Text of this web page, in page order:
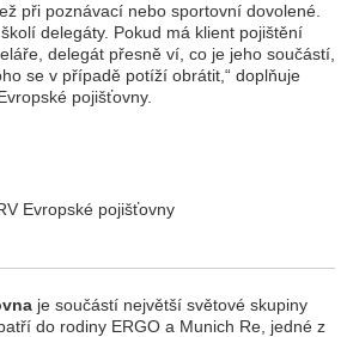
při poznávací nebo sportovní dovolené.
delegáty. Pokud má klient pojištění
delegát přesně ví, co je jeho součástí,
se v případě potíží obrátit ,“ doplňuje
pojišťovny.
Evropské pojišťovny
je součástí největší světové skupiny
do rodiny ERGO a Munich Re, jedné z